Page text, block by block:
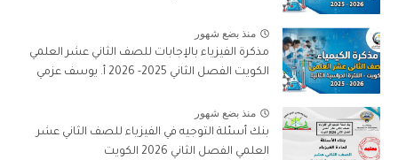
منذ بضع شهور
مذكرة الفيزياء بالإجابات للصف الثاني عشر العلمي
الكويت الفصل الثاني 2025- 2026 أ. يوسف عزمي
منذ بضع شهور
بنك أسئلة التوجيه في الفيزياء للصف الثاني عشر
العلمي الفصل الثاني 2026 الكويت